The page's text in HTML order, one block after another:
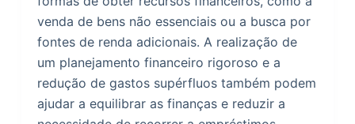
venda de bens não essenciais ou a busca por
fontes de renda adicionais. A realização de
um planejamento financeiro rigoroso e a
redução de gastos supérfluos também podem
ajudar a equilibrar as finanças e reduzir a